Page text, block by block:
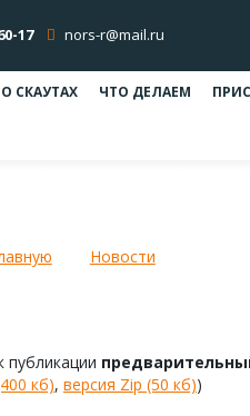
17 nors-r@mail.ru
О СКАУТАХ ЧТО ДЕЛАЕМ
Новости
публикации
кб), версия Zip (50 кб))